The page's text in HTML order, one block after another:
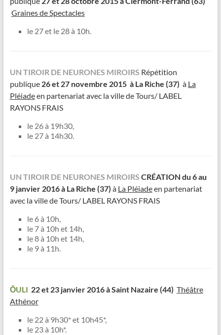
Graines de Spectacles
le 27 et le 28 à 10h.
UN TIROIR DE NEURONES MIROIRS Répétition
publique 26 et 27 novembre 2015 à La Riche (37) à La
Pléiadeen partenariat avec la ville de Tours/ LABEL
RAYONS FRAIS
le 26 à 19h30,
le 27 à 14h30.
UN TIROIR DE NEURONES MIROIRS CRÉATION du 6 au
9 janvier 2016 à La Riche (37) à La Pléiadeen partenariat
avec la ville de Tours/ LABEL RAYONS FRAIS
le 6 à 10h,
le 7 à 10h et 14h,
le 8 à 10h et 14h,
le 9 à 11h.
ŌULI 22 et 23 janvier 2016 à Saint Nazaire (44) Théâtre
Athénor
le 22 à 9h30* et 10h45*,
le 23 à 10h*.